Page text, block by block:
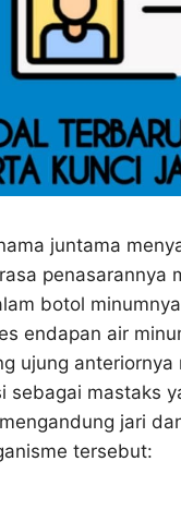
juntama
penasarannya
botol
endapan air
ujung
sebagai mastaks
jari
tersebut: